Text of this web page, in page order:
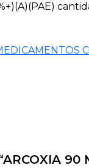
90